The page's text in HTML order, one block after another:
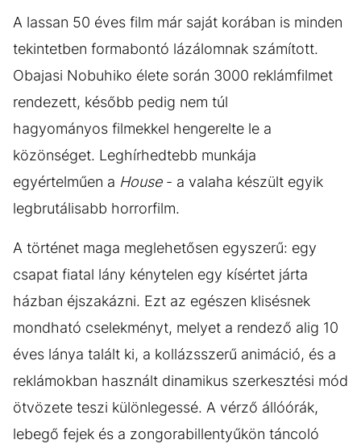
A lassan 50 éves film már saját korában is minden
tekintetben formabontó lázálomnak számított.
Obajasi Nobuhiko élete során 3000 reklámfilmet
rendezett, később pedig nem túl
hagyományos filmekkel hengerelte le a
közönséget. Leghírhedtebb munkája
egyértelműen a House- a valaha készült egyik
legbrutálisabb horrorfilm.
A történet maga meglehetősen egyszerű: egy
csapat fiatal lány kénytelen egy kísértet járta
házban éjszakázni. Ezt az egészen klisésnek
mondható cselekményt, melyet a rendező alig 10
éves lánya talált ki, a kollázsszerű animáció, és a
reklámokban használt dinamikus szerkesztési mód
ötvözete teszi különlegessé. A vérző állóórák,
lebegő fejek és a zongorabillentyűkön táncoló